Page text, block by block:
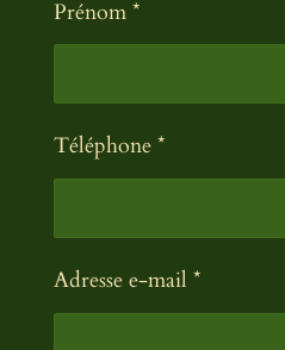
Prénom *
Téléphone *
Adresse e-mail *